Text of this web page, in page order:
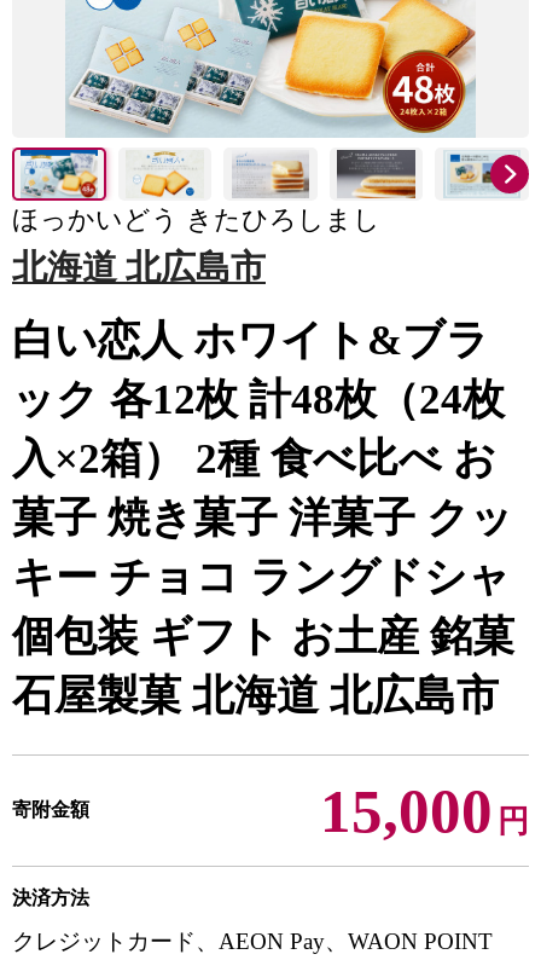
ほっかいどう きたひろしまし
北海道 北広島市
白い恋人 ホワイト&ブラ
ック 各12枚 計48枚（24枚
入×2箱） 2種 食べ比べ お
菓子 焼き菓子 洋菓子 クッ
キー チョコ ラングドシャ
個包装 ギフト お土産 銘菓
石屋製菓 北海道 北広島市
寄附金額 15,000 円
決済方法
クレジットカード、AEON Pay、WAON POINT